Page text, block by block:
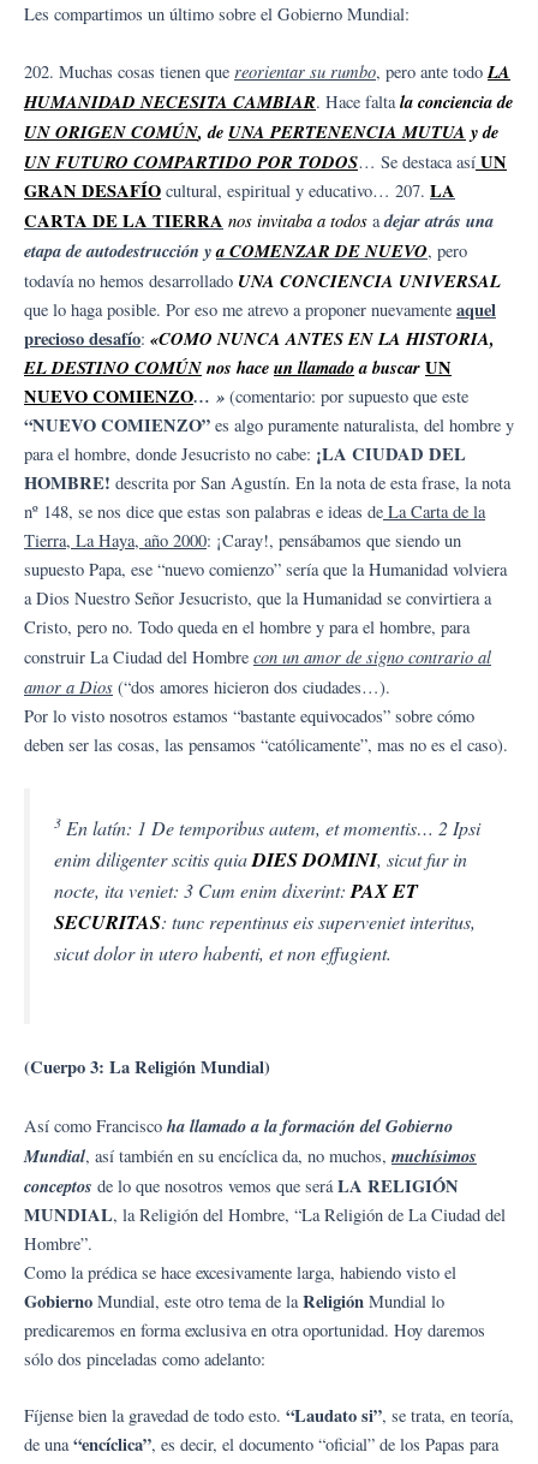
Les compartimos un último sobre el Gobierno Mundial:
202. Muchas cosas tienen que reorientar su rumbo, pero ante todoLA
HUMANIDAD NECESITA CAMBIAR. Hace faltala conciencia de
UN ORIGEN COMÚN, de UNA PERTENENCIA MUTUA y de
UN FUTURO COMPARTIDO POR TODOS… Se destaca así UN
GRAN DESAFÍO cultural, espiritual y educativo… 207. LA
CARTA DE LA TIERRA nos invitaba a todos adejar atrás una
etapa de autodestrucción ya COMENZAR DE NUEVO, pero
todavía no hemos desarrollado UNA CONCIENCIA UNIVERSAL
que lo haga posible. Por eso me atrevo a proponer nuevamente aquel
precioso desafío: «COMO NUNCA ANTES EN LA HISTORIA,
EL DESTINO COMÚNnos haceun llamadoa buscarUN
NUEVO COMIENZO… » (comentario: por supuesto que este
“NUEVO COMIENZO” es algo puramente naturalista, del hombre y
para el hombre, donde Jesucristo no cabe: ¡LA CIUDAD DEL
HOMBRE! descrita por San Agustín. En la nota de esta frase, la nota
nº 148, se nos dice que estas son palabras e ideas de La Carta de la
Tierra, La Haya, año 2000: ¡Caray!, pensábamos que siendo un
supuesto Papa, ese “nuevo comienzo” sería que la Humanidad volviera
a Dios Nuestro Señor Jesucristo, que la Humanidad se convirtiera a
Cristo, pero no. Todo queda en el hombre y para el hombre, para
construir La Ciudad del Hombre con un amor de signo contrario al
amor a Dios (“dos amores hicieron dos ciudades…).
Por lo visto nosotros estamos “bastante equivocados” sobre cómo
deben ser las cosas, las pensamos “católicamente”, mas no es el caso).
3 En latín: 1 De temporibus autem, et momentis… 2 Ipsi
enim diligenter scitis quiaDIES DOMINI, sicut fur in
nocte, ita veniet: 3 Cum enim dixerint:PAX ET
SECURITAS: tunc repentinus eis superveniet interitus,
sicut dolor in utero habenti, et non effugient.
(Cuerpo 3: La Religión Mundial)
Así como Francisco ha llamado a la formación del Gobierno
Mundial, así también en su encíclica da, no muchos, muchísimos
conceptos de lo que nosotros vemos que será LA RELIGIÓN
MUNDIAL, la Religión del Hombre, “La Religión de La Ciudad del
Hombre”.
Como la prédica se hace excesivamente larga, habiendo visto el
Gobierno Mundial, este otro tema de la Religión Mundial lo
predicaremos en forma exclusiva en otra oportunidad. Hoy daremos
sólo dos pinceladas como adelanto:
Fíjense bien la gravedad de todo esto. “Laudato si”, se trata, en teoría,
de una“encíclica”, es decir, el documento “oficial” de los Papas para